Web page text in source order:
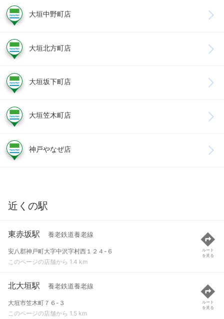
大垣中野町店
大垣北方町店
大垣坂下町店
大垣笠木町店
神戸やなぜ店
近くの駅
東赤坂駅 養老鉄道養老線
安八郡神戸町大字中沢字村西１２４-６
このページの店舗から 1.4 km
ルート
を見る
北大垣駅 養老鉄道養老線
大垣市笠木町７６-３
このページの店舗から 1.5 km
ルート
を見る